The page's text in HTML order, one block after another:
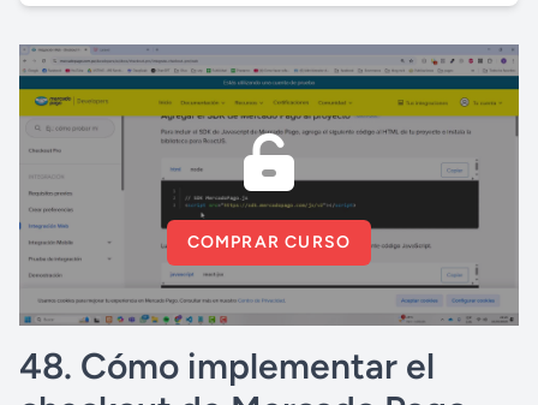
COMPRAR CURSO
48. Cómo implementar el